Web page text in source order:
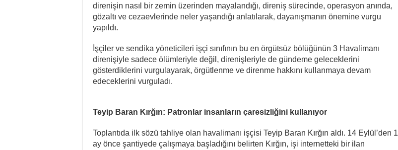
direnişin nasıl bir zemin üzerinden mayalandığı, direniş sürecinde, operasyon anında,
gözaltı ve cezaevlerinde neler yaşandığı anlatılarak, dayanışmanın önemine vurgu
yapıldı.
İşçiler ve sendika yöneticileri işçi sınıfının bu en örgütsüz bölüğünün 3 Havalimanı
direnişiyle sadece ölümleriyle değil, direnişleriyle de gündeme geleceklerini
gösterdiklerini vurgulayarak, örgütlenme ve direnme hakkını kullanmaya devam
edeceklerini vurguladı.
Teyip Baran Kırğın: Patronlar insanların çaresizliğini kullanıyor
Toplantıda ilk sözü tahliye olan havalimanı işçisi Teyip Baran Kırğın aldı. 14 Eylül’den 1
ay önce şantiyede çalışmaya başladığını belirten Kırğın, işi internetteki bir ilan